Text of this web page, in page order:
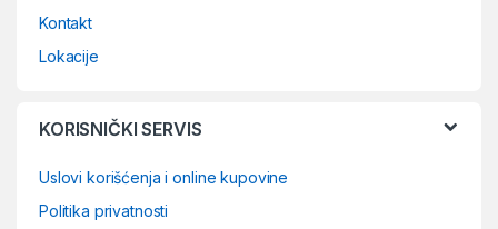
Kontakt
Lokacije
KORISNIČKI SERVIS
Uslovi korišćenja i online kupovine
Politika privatnosti